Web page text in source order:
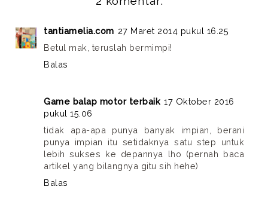
tantiamelia.com 27 Maret 2014 pukul 16.25
Betul mak, teruslah bermimpi!
Balas
Game balap motor terbaik 17 Oktober 2016
pukul 15.06
tidak apa-apa punya banyak impian, berani
punya impian itu setidaknya satu step untuk
lebih sukses ke depannya lho (pernah baca
artikel yang bilangnya gitu sih hehe)
Balas